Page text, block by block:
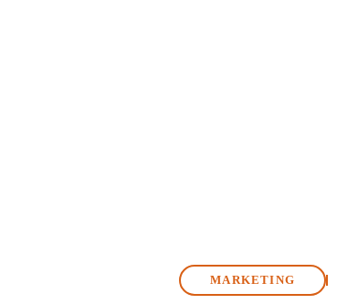
MARKETING